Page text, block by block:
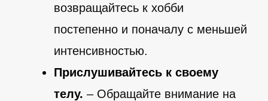
возвращайтесь к хобби
постепенно и поначалу с меньшей
интенсивностью.
Прислушивайтесь к своему
телу. – Обращайте внимание на